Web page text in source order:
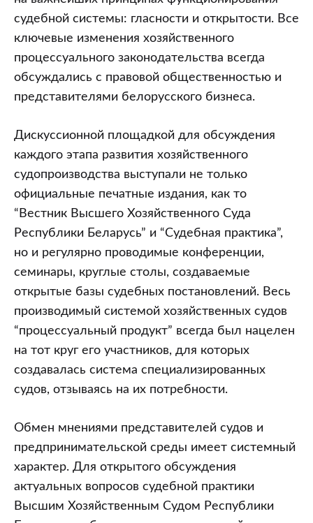
судебной системы: гласности и открытости. Все
ключевые изменения хозяйственного
процессуального законодательства всегда
обсуждались с правовой общественностью и
представителями белорусского бизнеса.
Дискуссионной площадкой для обсуждения
каждого этапа развития хозяйственного
судопроизводства выступали не только
официальные печатные издания, как то
“Вестник Высшего Хозяйственного Суда
Республики Беларусь” и “Судебная практика”,
но и регулярно проводимые конференции,
семинары, круглые столы, создаваемые
открытые базы судебных постановлений. Весь
производимый системой хозяйственных судов
“процессуальный продукт” всегда был нацелен
на тот круг его участников, для которых
создавалась система специализированных
судов, отзываясь на их потребности.
Обмен мнениями представителей судов и
предпринимательской среды имеет системный
характер. Для открытого обсуждения
актуальных вопросов судебной практики
Высшим Хозяйственным Судом Республики